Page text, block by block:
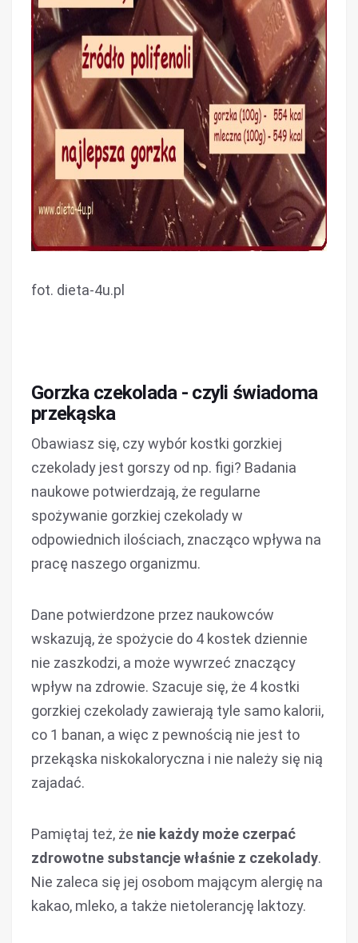
fot. dieta-4u.pl
Gorzka czekolada - czyli świadoma
przekąska
Obawiasz się, czy wybór kostki gorzkiej
czekolady jest gorszy od np. figi? Badania
naukowe potwierdzają, że regularne
spożywanie gorzkiej czekolady w
odpowiednich ilościach, znacząco wpływa na
pracę naszego organizmu.
Dane potwierdzone przez naukowców
wskazują, że spożycie do 4 kostek dziennie
nie zaszkodzi, a może wywrzeć znaczący
wpływ na zdrowie. Szacuje się, że 4 kostki
gorzkiej czekolady zawierają tyle samo kalorii,
co 1 banan, a więc z pewnością nie jest to
przekąska niskokaloryczna i nie należy się nią
zajadać.
Pamiętaj też, że nie każdy może czerpać
zdrowotne substancje właśnie z czekolady.
Nie zaleca się jej osobom mającym alergię na
kakao, mleko, a także nietolerancję laktozy.